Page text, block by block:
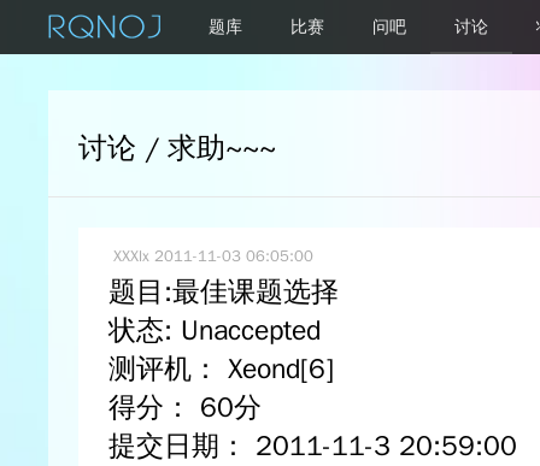
题库 比赛 问吧 讨论
讨论 / 求助~~~
XXXlx 2011-11-03 06:05:00
题目:最佳课题选择
状态: Unaccepted
测评机： Xeond[6]
得分： 60分
提交日期： 2011-11-3 20:59:00